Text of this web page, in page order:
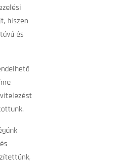
hiszen
és